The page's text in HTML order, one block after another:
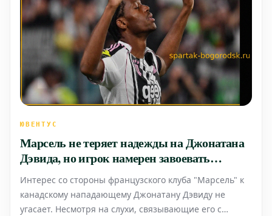
ЮВЕНТУС
Марсель не теряет надежды на Джонатана
Дэвида, но игрок намерен завоевать
доверие Спаллетти
Интерес со стороны французского клуба "Марсель" к
канадскому нападающему Джонатану Дэвиду не
угасает. Несмотря на слухи, связывающие его с